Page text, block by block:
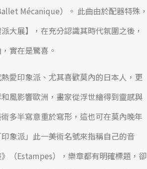
Mécanique）。 此曲由於配器特殊，
大展】，在充分認識其時代氛圍之後，
實在是驚喜。
愛印象派、尤其喜歡莫內的日本人，更
風影響歐洲，畫家從浮世繪得到靈感與
多半寫意重於寫形，這也可在莫內晚年
象派」此一美術名號來指稱自己的音
（Estampes），樂章都有明確標題，卻